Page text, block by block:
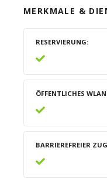
MERKMALE &
RESERVIERUNG
ÖFFENTLICHES WLAN
BARRIEREFREIER